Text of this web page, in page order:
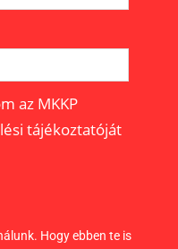
az MKKP
tájékoztatóját
Hogy ebben te is